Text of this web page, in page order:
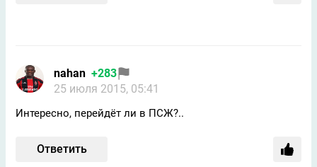
nahan +283
25 июля 2015, 05:41
Интересно, перейдёт ли в ПСЖ?..
Ответить